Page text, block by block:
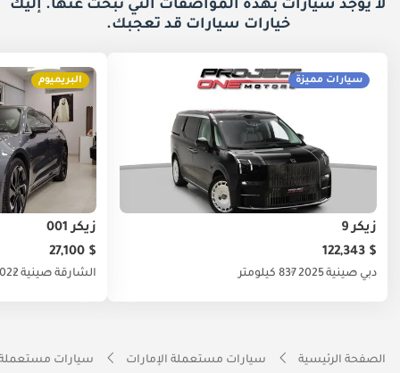
لا يوجد سيارات بهذه المواصفات التي تبحث عنها. إليك
خيارات سيارات قد تعجبك.
سيارات مميزة
زيكر 9
$ 122,343
دبي صينية2025 837 كيلومتر
البريميوم
زيكر 001
$ 27,100
الشارقة صينية
الصفحة الرئيسية سيارات مستعملة الإمارات سيارات